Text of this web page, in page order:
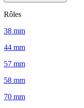
Rôles
38 mm
44 mm
57 mm
58 mm
70 mm